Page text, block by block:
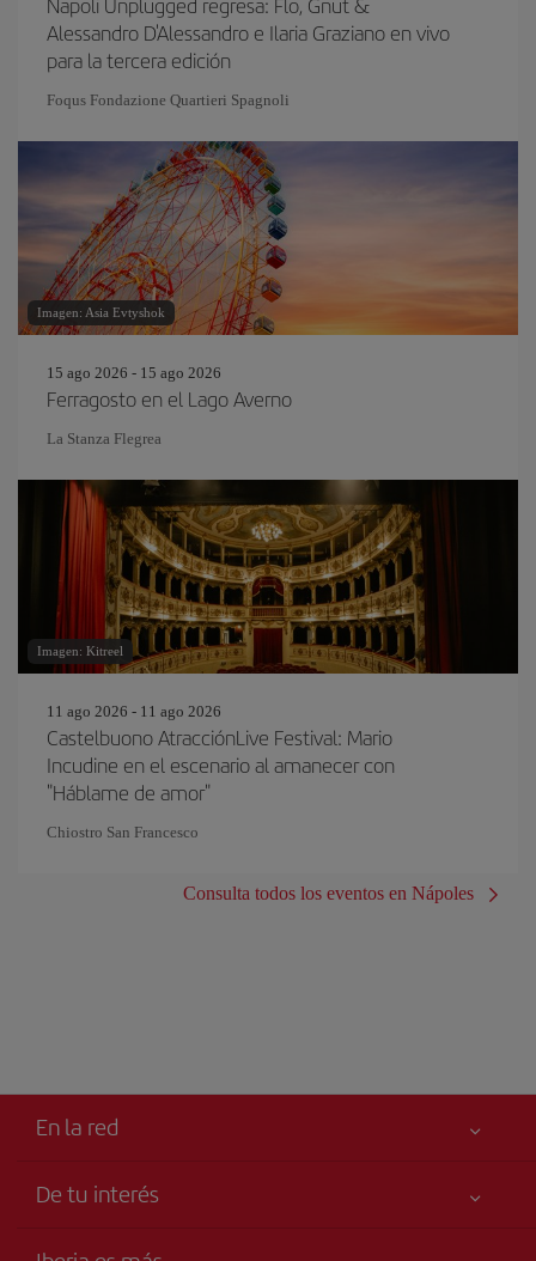
Alessandro D'Alessandro e Ilaria Graziano en vivo
para la tercera edición
Foqus Fondazione Quartieri Spagnoli
Imagen: Asia Evtyshok
15 ago 2026 - 15 ago 2026
Ferragosto en el Lago Averno
La Stanza Flegrea
Imagen: Kitreel
11 ago 2026 - 11 ago 2026
Castelbuono AtracciónLive Festival: Mario
Incudine en el escenario al amanecer con
"Háblame de amor"
Chiostro San Francesco
Consulta todos los eventos en Nápoles
En la red
De tu interés